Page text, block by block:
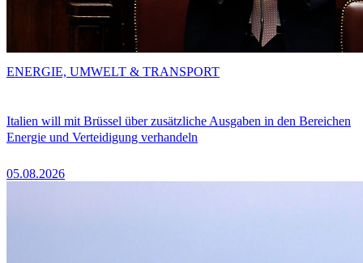
Italien will mit Brüssel über zusätzliche Ausgaben in den Bereichen
Energie und Verteidigung verhandeln
05.08.2026
ENERGIE, UMWELT & TRANSPORT